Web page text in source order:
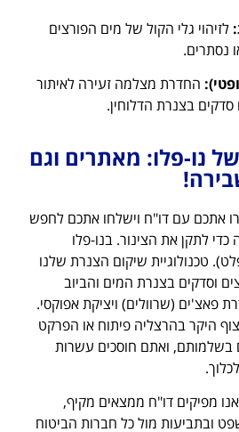
לזיהוי גלי הקול של מים הפורצים
נסתרים.
החדרת מצלמה זעירה לאיתור
בצנרת הדלוחין.
נו-פלו: מאתרים וגם
אתכם עם דו"ח וישלחו אתכם לחפש
לתקן את הצינור. בנו-פלו
טכנולוגיית שיקום הצנרת שלנו
וסדקים בצנרת המים והביוב
פאצ'ים (שרוולים) ויציקת אפוקסי.
היקר בהרצליה פיתוח או הפרקט
בשלמותם, ואתם חוסכים עשרות
מפיקים דו"ח ממצאים מקיף,
ובתביעות מול כל חברות הביטוח